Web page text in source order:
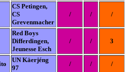
CS Petingen,
CS
Grevenmacher
/ / /
Red Boys
Differdingen,
Jeunesse Esch
/ / 3
UN Käerjéng
97
/ /
/